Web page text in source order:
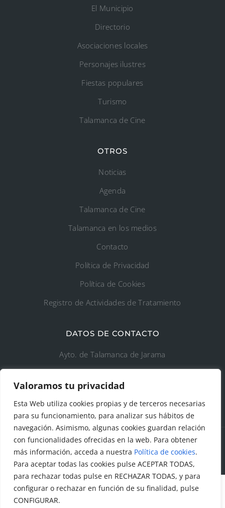
Valoramos tu privacidad
Esta Web utiliza cookies propias y de terceros necesarias
para su funcionamiento, para analizar sus hábitos de
navegación. Asimismo, algunas cookies guardan relación
con funcionalidades ofrecidas en la web. Para obtener
más información, acceda a nuestra Política de cookies.
Para aceptar todas las cookies pulse ACEPTAR TODAS,
para rechazar todas pulse en RECHAZAR TODAS, y para
configurar o rechazar en función de su finalidad, pulse
CONFIGURAR.
El Municipio
Directorio
Asociaciones locales
Personajes ilustres
Fiestas populares
Turismo
Talamanca de Cine
OTROS
Noticias
Agenda
Talamanca de Cine
Talamanca en los medios
Contacto
Política de Privacidad
Política de Cookies
Registro de Actividades de Tratamiento
DATOS DE CONTACTO
Ayto. de Talamanca de Jarama
Jarama (Madrid)
© Todos los derechos reservados. Ayuntamiento Talamanca
de Jarama Diseñado y creado porFactor Ideas